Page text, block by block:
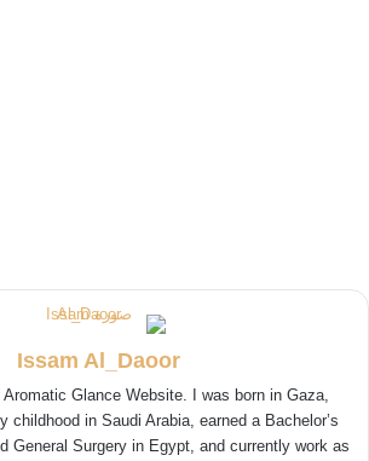
Issam Al_Daoor
Aromatic Glance Website. I was born in Gaza,
childhood in Saudi Arabia, earned a Bachelor’s
General Surgery in Egypt, and currently work as